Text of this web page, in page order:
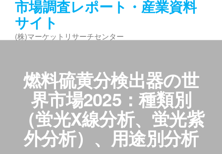
ン
市場調査レポート・産業資料
サイト
(株)マーケットリサーチセンター
燃料硫黄分検出器の世
界市場2025：種類別
（蛍光X線分析、蛍光紫
外分析）、用途別分析